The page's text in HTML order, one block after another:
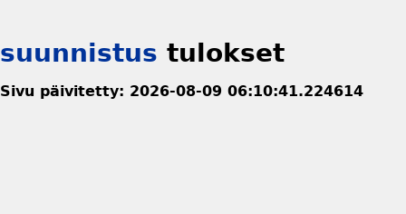
suunnistus tulokset
Sivu päivitetty: 2026-08-09 06:10:41.224614